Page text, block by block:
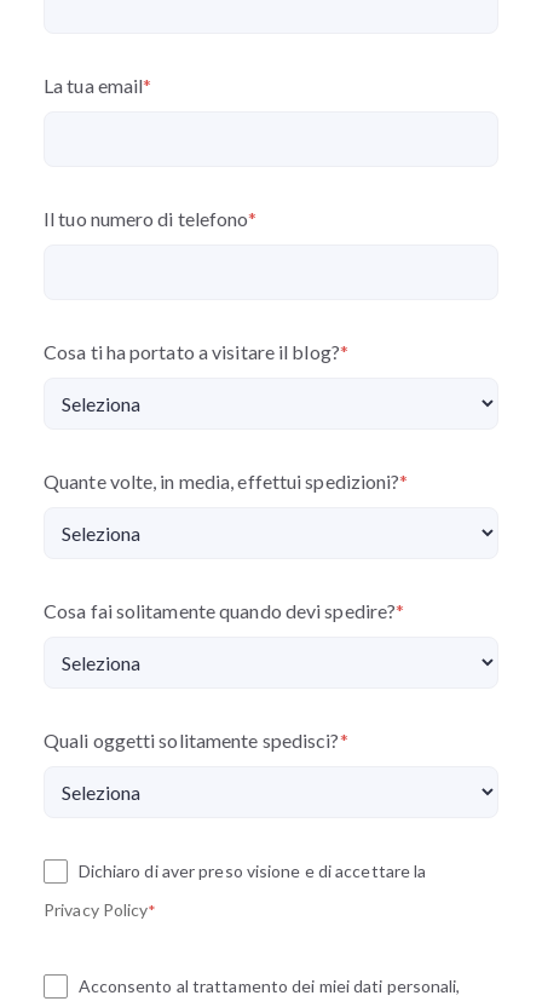
La tua email*
Il tuo numero di telefono*
Cosa ti ha portato a visitare il blog?*
Quante volte, in media, effettui spedizioni?*
Cosa fai solitamente quando devi spedire?*
Quali oggetti solitamente spedisci?*
Dichiaro di aver preso visione e di accettare la
Privacy Policy*
Acconsento al trattamento dei miei dati personali,